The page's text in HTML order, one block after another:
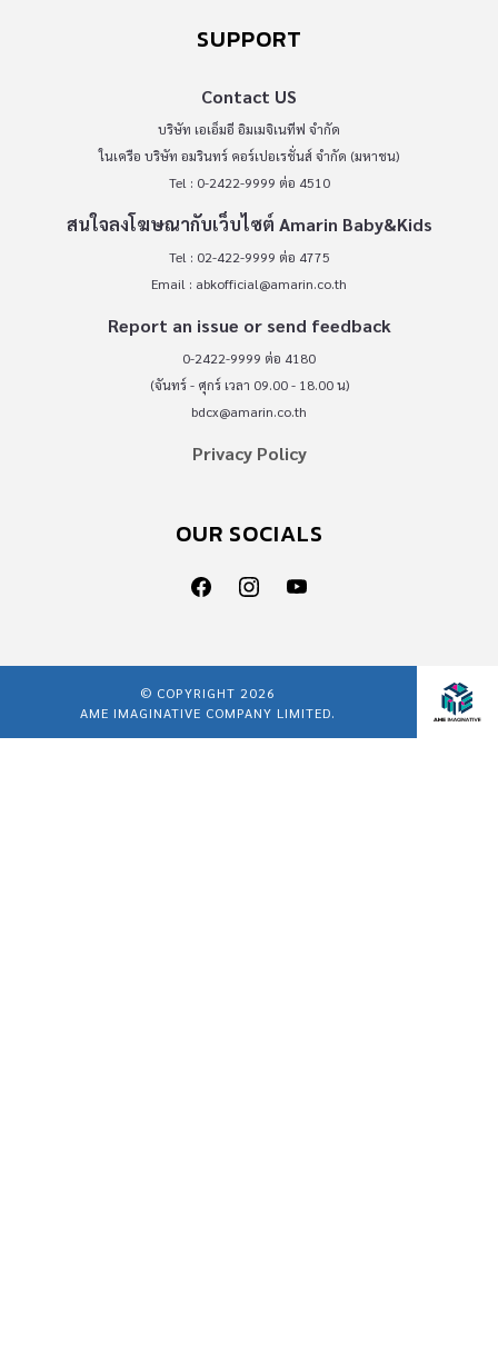
SUPPORT
Contact US
บริษัท เอเอ็มอี อิมเมจิเนทีฟ จำกัด
ในเครือ บริษัท อมรินทร์ คอร์เปอเรชั่นส์ จำกัด (มหาชน)
Tel : 0-2422-9999 ต่อ 4510
สนใจลงโฆษณากับเว็บไซต์ Amarin Baby&Kids
Tel : 02-422-9999 ต่อ 4775
Email : abkofficial@amarin.co.th
Report an issue or send feedback
0-2422-9999 ต่อ 4180
(จันทร์ - ศุกร์ เวลา 09.00 - 18.00 น)
bdcx@amarin.co.th
Privacy Policy
OUR SOCIALS
© COPYRIGHT 2026
AME IMAGINATIVE COMPANY LIMITED.